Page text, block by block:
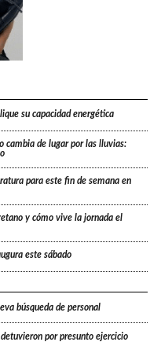
su capacidad energética
cambia de lugar por las lluvias:
para este fin de semana en
y cómo vive la jornada el
este sábado
búsqueda de personal
por presunto ejercicio